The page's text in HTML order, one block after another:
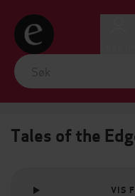
Tales of the
VIS